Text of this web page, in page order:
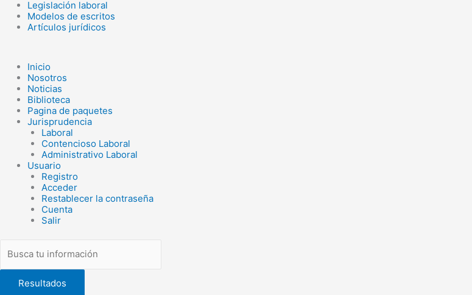
Legislación laboral
Modelos de escritos
Artículos jurídicos
Inicio
Nosotros
Noticias
Biblioteca
Pagina de paquetes
Jurisprudencia
Laboral
Contencioso Laboral
Administrativo Laboral
Usuario
Registro
Acceder
Restablecer la contraseña
Cuenta
Salir
Search
Resultados